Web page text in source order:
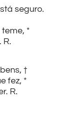
seguro.
*
R.
†
fez, *
R.